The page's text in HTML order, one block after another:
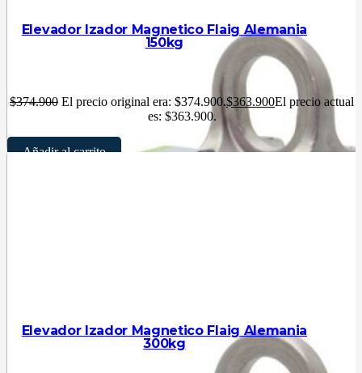
Elevador Izador Magnetico Flaig Alemania
150kg
$374.900 El precio original era: $374.900.$363.900El precio actual
es: $363.900.
Añadir al carrito
Elevador Izador Magnetico Flaig Alemania
300kg